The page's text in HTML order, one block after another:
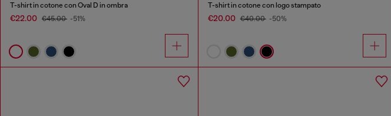
T-shirt in cotone con Oval D in ombra
€22.00 €45.00 -51%
T-shirt in cotone con logo stampato
€20.00 €40.00 -50%